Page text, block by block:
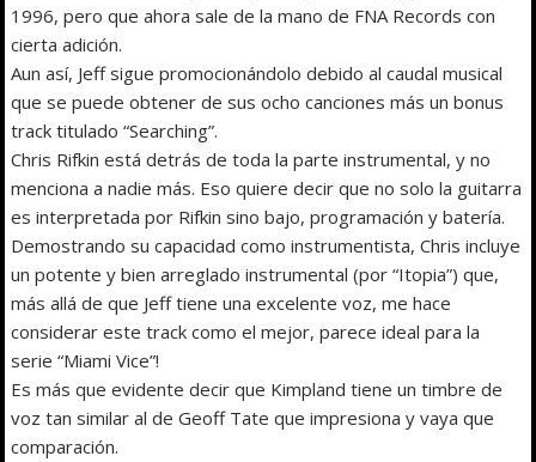
1996, pero que ahora sale de la mano de FNA Records con
cierta adición.
Aun así, Jeff sigue promocionándolo debido al caudal musical
que se puede obtener de sus ocho canciones más un bonus
track titulado “Searching”.
Chris Rifkin está detrás de toda la parte instrumental, y no
menciona a nadie más. Eso quiere decir que no solo la guitarra
es interpretada por Rifkin sino bajo, programación y batería.
Demostrando su capacidad como instrumentista, Chris incluye
un potente y bien arreglado instrumental (por “Itopia”) que,
más allá de que Jeff tiene una excelente voz, me hace
considerar este track como el mejor, parece ideal para la
serie “Miami Vice”!
Es más que evidente decir que Kimpland tiene un timbre de
voz tan similar al de Geoff Tate que impresiona y vaya que
comparación.